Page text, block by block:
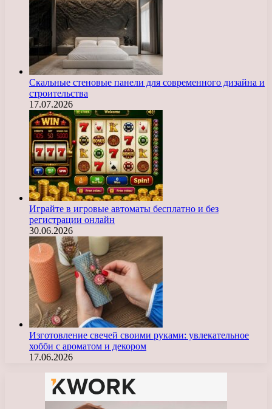
Скальные стеновые панели для современного дизайна и
строительства
17.07.2026
Играйте в игровые автоматы бесплатно и без
регистрации онлайн
30.06.2026
Изготовление свечей своими руками: увлекательное
хобби с ароматом и декором
17.06.2026